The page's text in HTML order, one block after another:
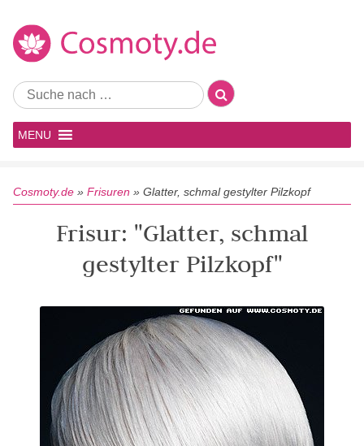
MENU
Cosmoty.de » Frisuren » Glatter, schmal gestylter Pilzkopf
Frisur: "Glatter, schmal
gestylter Pilzkopf"